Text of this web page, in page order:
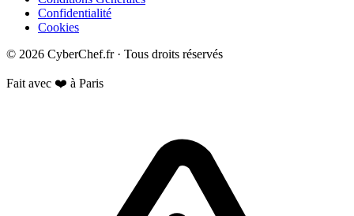
Confidentialité
Cookies
© 2026 CyberChef.fr · Tous droits réservés
Fait avec ❤️ à Paris